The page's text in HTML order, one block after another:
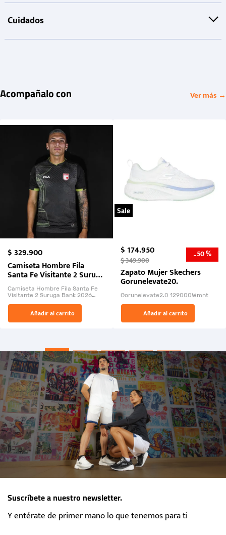
Cuidados
Acompañalo con Ver más →
$329.900
Camiseta Hombre Fila
Santa Fe Visitante 2 Suruga
Bank 2026
Camiseta Hombre Fila Santa Fe
Visitante 2 Suruga Bank 2026
El Rugido del Sol Naciente:
“Primeros para la Et...
Añadir al carrito
Sale
$174.950
$349.900 -50 %
Zapato Mujer Skechers
Gorunelevate20.
Gorunelevate2.0 129000Wmnt
Añadir al carrito
Suscríbete a nuestro newsletter.
Y entérate de primer mano lo que tenemos para ti